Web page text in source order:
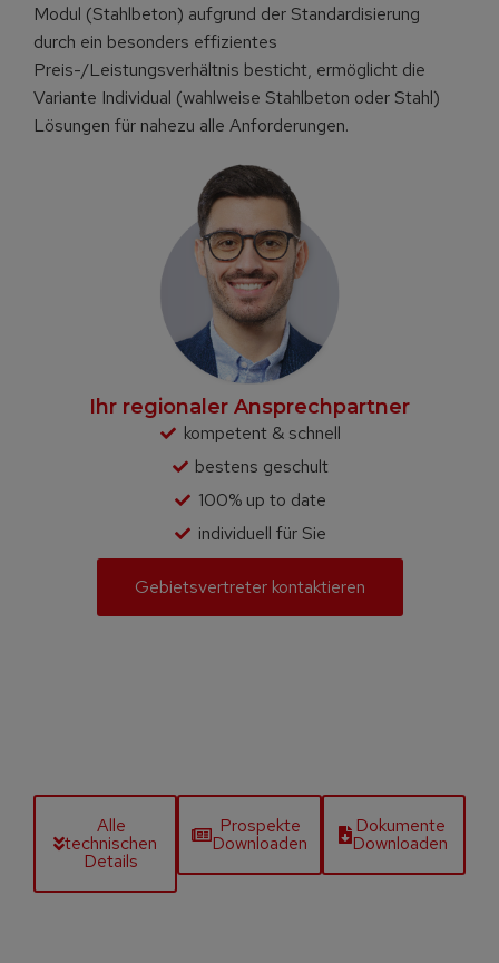
Modul (Stahlbeton) aufgrund der Standardisierung
durch ein besonders effizientes
Preis-/Leistungsverhältnis besticht, ermöglicht die
Variante Individual (wahlweise Stahlbeton oder Stahl)
Lösungen für nahezu alle Anforderungen.
Ihr regionaler Ansprechpartner
kompetent & schnell
bestens geschult
100% up to date
individuell für Sie
Gebietsvertreter kontaktieren
Alle
technischen
Details
Prospekte
Downloaden
Dokumente
Downloaden